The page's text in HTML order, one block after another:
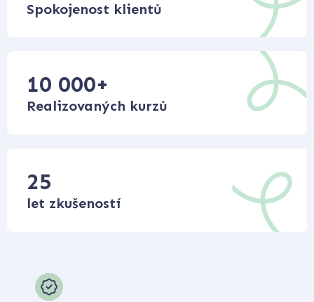
Spokojenost klientů
10 000+
Realizovaných kurzů
25
let zkušeností